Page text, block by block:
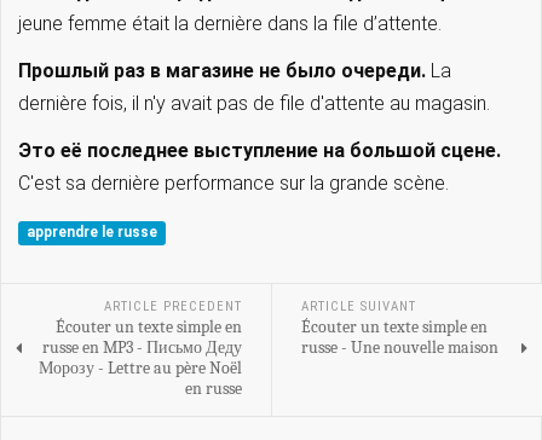
jeune femme était la dernière dans la file d’attente.
Прошлый раз в магазине не было очереди. La
dernière fois, il n'y avait pas de file d'attente au magasin.
Это её последнее выступление на большой сцене.
C'est sa dernière performance sur la grande scène.
apprendre le russe
ARTICLE PRECEDENT
Écouter un texte simple en
russe en MP3 - Письмо Деду
Морозу - Lettre au père Noël
en russe
ARTICLE SUIVANT
Écouter un texte simple en
russe - Une nouvelle maison